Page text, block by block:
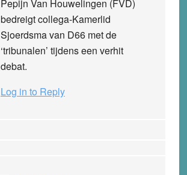
Pepijn Van Houwelingen (FVD)
bedreigt collega-Kamerlid
Sjoerdsma van D66 met de
‘tribunalen’ tijdens een verhit
debat.
Log in to Reply